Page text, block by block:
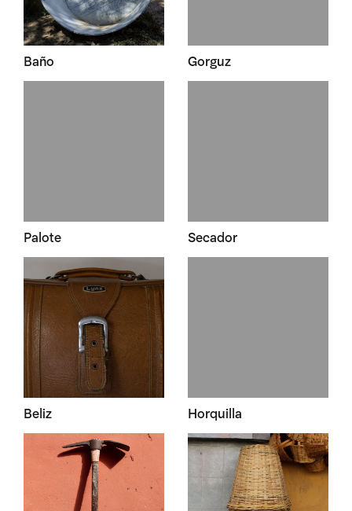
Baño Gorguz
Palote Secador
Beliz Horquilla